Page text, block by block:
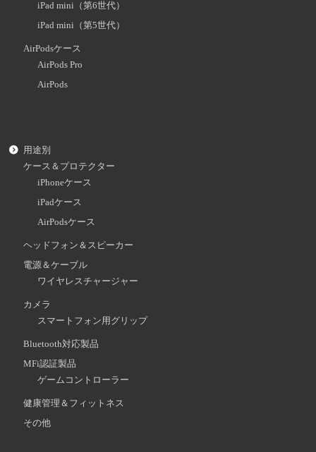
iPad mini（第6世代）
iPad mini（第5世代）
AirPodsケース
AirPods Pro
AirPods
用途別
ケース＆プロテクター
iPhoneケース
iPadケース
AirPodsケース
ヘッドフォン＆スピーカー
電源＆ケーブル
ワイヤレスチャージャー
カメラ
スマートフォン用グリップ
Bluetooth対応製品
MFi認証製品
ゲームコントローラー
健康管理＆フィットネス
その他